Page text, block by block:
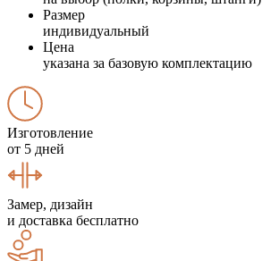
Размер
индивидуальный
Цена
указана за базовую комплектацию
Изготовление
от 5 дней
Замер, дизайн
и доставка бесплатно